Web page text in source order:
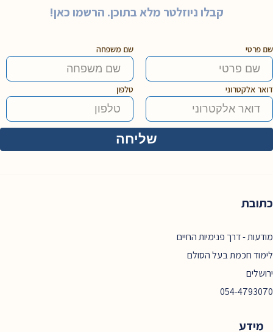
קבלו ניוזלטר מלא בתוכן. הרשמו כאן!
שם פרטי שם משפחה
דואר אלקטרוני טלפון
כתובת
מודעות - דרך פנימיות החיים
לימוד חכמת בעל הסולם
ירושלים
054-4793070
מידע